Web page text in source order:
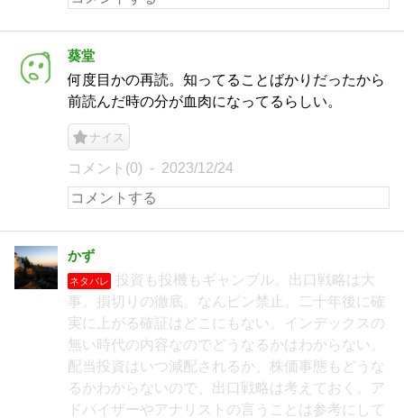
葵堂
何度目かの再読。知ってることばかりだったから
前読んだ時の分が血肉になってるらしい。
ナイス
コメント(0) 2023/12/24
かず
ネタバレ
投資も投機もギャンブル。出口戦略は大
事。損切りの徹底。なんピン禁止。二十年後に確
実に上がる確証はどこにもない。インデックスの
無い時代の内容なのでどうなるかはわからない。
配当投資はいつ減配されるか、株価事態もどうな
るかわからないので、出口戦略は考えておく。ア
ドバイザーやアナリストの言うことは参考にして